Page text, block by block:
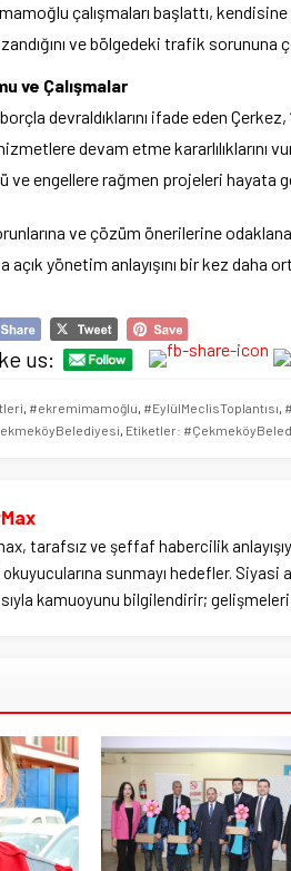
çalışmaları başlattı,
ve bölgedeki trafik sorununa
ve Çalışmalar
devraldıklarını ifade eden
devam etme kararlılıklarını
ve engellere rağmen projeleri
ve çözüm önerilerine
yönetim anlayışını bir kez daha
us:
#ekremimamoğlu #EylülMeclisToplantısı
Etiketler:
tarafsız ve şeffaf habercilik
sunmayı hedefler. Siyasi
kamuoyunu bilgilendirir;